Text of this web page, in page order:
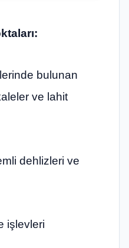
bulunan
ve lahit
dehlizleri ve
işlevleri